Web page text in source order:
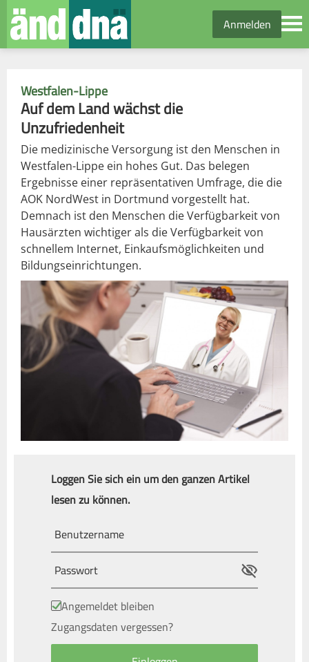
Anmelden
Westfalen-Lippe
Auf dem Land wächst die
Unzufriedenheit
Die medizinische Versorgung ist den Menschen in
Westfalen-Lippe ein hohes Gut. Das belegen
Ergebnisse einer repräsentativen Umfrage, die die
AOK NordWest in Dortmund vorgestellt hat.
Demnach ist den Menschen die Verfügbarkeit von
Hausärzten wichtiger als die Verfügbarkeit von
schnellem Internet, Einkaufsmöglichkeiten und
Bildungseinrichtungen.
Loggen Sie sich ein um den ganzen Artikel
lesen zu können.
Angemeldet bleiben
Zugangsdaten vergessen?